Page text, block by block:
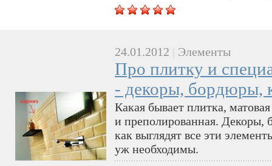
24.01.2012 Элементы
Про плитку и
- декоры, бордюры,
Какая бывает плитка,
и преполированная.
как выглядят все эти
уж необходимы.